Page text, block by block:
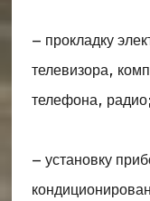
– прокладку
телевизора,
телефона,
– установку